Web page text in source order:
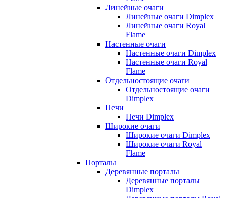
Линейные очаги
Линейные очаги Dimplex
Линейные очаги Royal
Flame
Настенные очаги
Настенные очаги Dimplex
Настенные очаги Royal
Flame
Отдельностоящие очаги
Отдельностоящие очаги
Dimplex
Печи
Печи Dimplex
Широкие очаги
Широкие очаги Dimplex
Широкие очаги Royal
Flame
Порталы
Деревянные порталы
Деревянные порталы
Dimplex